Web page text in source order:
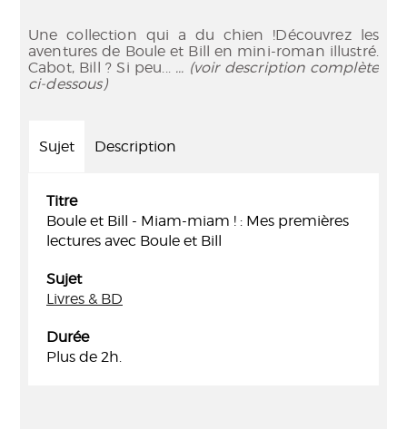
Une collection qui a du chien !Découvrez les
aventures de Boule et Bill en mini-roman illustré.
Cabot, Bill ? Si peu... ... (voir description complète
ci-dessous)
Sujet Description
Titre
Boule et Bill - Miam-miam ! : Mes premières
lectures avec Boule et Bill
Sujet
Livres & BD
Durée
Plus de 2h.